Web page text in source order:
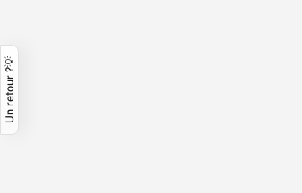
Un retour ?💡